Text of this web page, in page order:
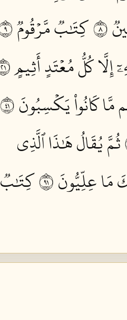
٨
كِتَٰبٞ مَّرۡقُومٞ ٩
كُلُّ مُعۡتَدٍ أَثِيمٍ ١٢
كَانُواْ يَكۡسِبُونَ ١٤
ثُمَّ يُقَالُ هَٰذَا ٱلَّذِي
مَا عِلِّيُّونَ ١٩
كِتَٰبٞ